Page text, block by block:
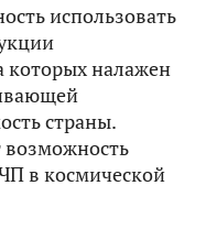
использовать
налажен
страны.
возможность
в космической